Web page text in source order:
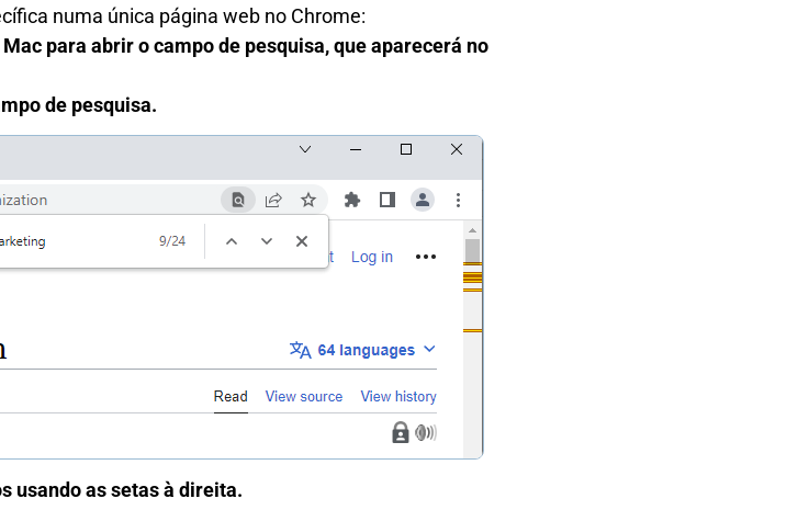
numa única página web no Chrome:
para abrir o campo de pesquisa, que aparecerá no
de pesquisa.
usando as setas à direita.